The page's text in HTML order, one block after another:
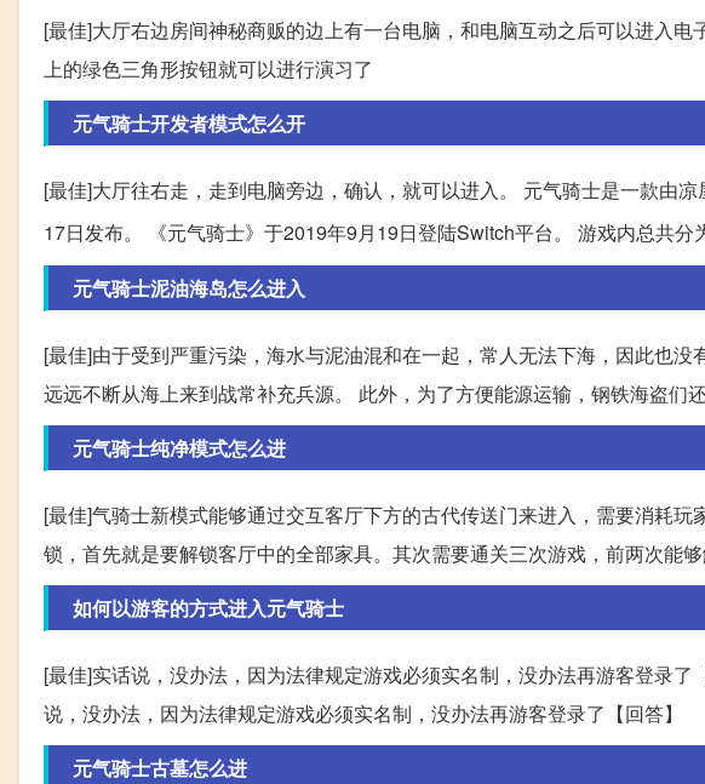
[最佳]大厅右边房间神秘商贩的边上有一台电脑，和电脑互动之后可以进入
上的绿色三角形按钮就可以进行演习了
元气骑士开发者模式怎么开
[最佳]大厅往右走，走到电脑旁边，确认，就可以进入。 元气骑士是一款由
17日发布。 《元气骑士》于2019年9月19日登陆Switch平台。 游戏内总共分
元气骑士泥油海岛怎么进入
[最佳]由于受到严重污染，海水与泥油混和在一起，常人无法下海，因此也
远远不断从海上来到战常补充兵源。 此外，为了方便能源运输，钢铁海盗们
元气骑士纯净模式怎么进
[最佳]气骑士新模式能够通过交互客厅下方的古代传送门来进入，需要消耗
锁，首先就是要解锁客厅中的全部家具。其次需要通关三次游戏，前两次能
如何以游客的方式进入元气骑士
[最佳]实话说，没办法，因为法律规定游戏必须实名制，没办法再游客登录
说，没办法，因为法律规定游戏必须实名制，没办法再游客登录了【回答】
元气骑士古墓怎么进